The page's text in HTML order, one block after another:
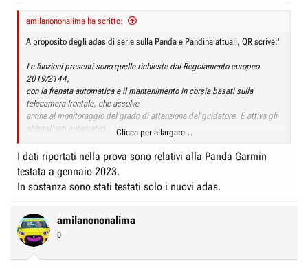
amilanononalima ha scritto:
A proposito degli adas di serie sulla Panda e Pandina attuali, QR scrive:"
Le funzioni presenti sono quelle richieste dal Regolamento europeo
2019/2144,
con la frenata automatica e il mantenimento in corsia basati sulla
telecamera frontale, che assolve
anche al monitoraggio del grado di attenzione del guidatore. E attiva gli
abbaglianti automatici.
La telecamera non riconosce le sagome dei pedoni (piccoli o grandi che
siano) né degli altri
utenti deboli della strada. Questa funzione diventerà obbligatoria per
tutte le auto di nuova
entro quella data. Purtroppo non è né sarà disponibile un aggiornamento
software per le vetture già circolanti.
Prestazioni della Pandina
Clicca per allargare...
I dati riportati nella prova sono relativi alla Panda Garmin
testata a gennaio 2023.
In sostanza sono stati testati solo i nuovi adas.
amilanononalima
0